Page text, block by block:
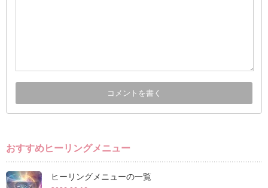
おすすめヒーリングメニュー
ヒーリングメニューの一覧